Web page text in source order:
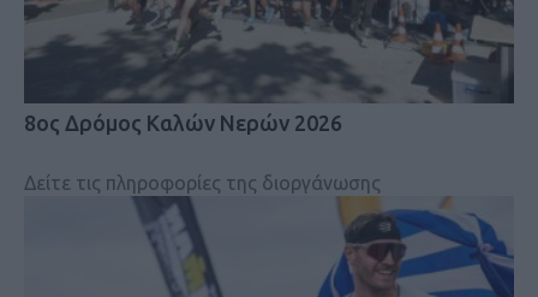
8ος Δρόμος Καλών Νερών 2026
Δείτε τις πληροφορίες της διοργάνωσης